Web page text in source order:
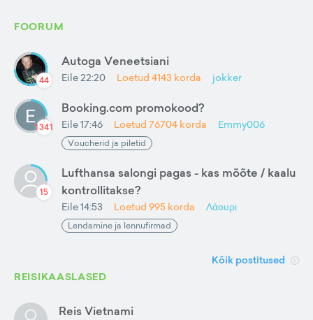
FOORUM
44
Autoga Veneetsiani
Eile 22:20 Loetud 4143 korda jokker
1341
Booking.com promokood?
Eile 17:46 Loetud 76704 korda Emmy006
Voucherid ja piletid
15
Lufthansa salongi pagas - kas mõõte / kaalu
kontrollitakse?
Eile 14:53 Loetud 995 korda Λάουρι
Lendamine ja lennufirmad
Kõik postitused
REISIKAASLASED
Reis Vietnami